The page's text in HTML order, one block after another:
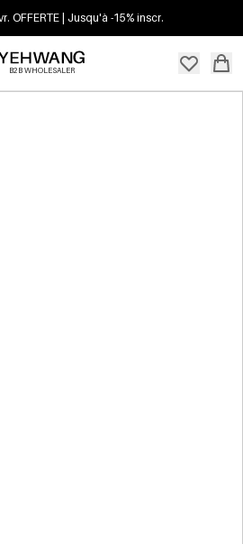
OFFERTE | Jusqu'à -15% inscr.
B2B WHOLESALER